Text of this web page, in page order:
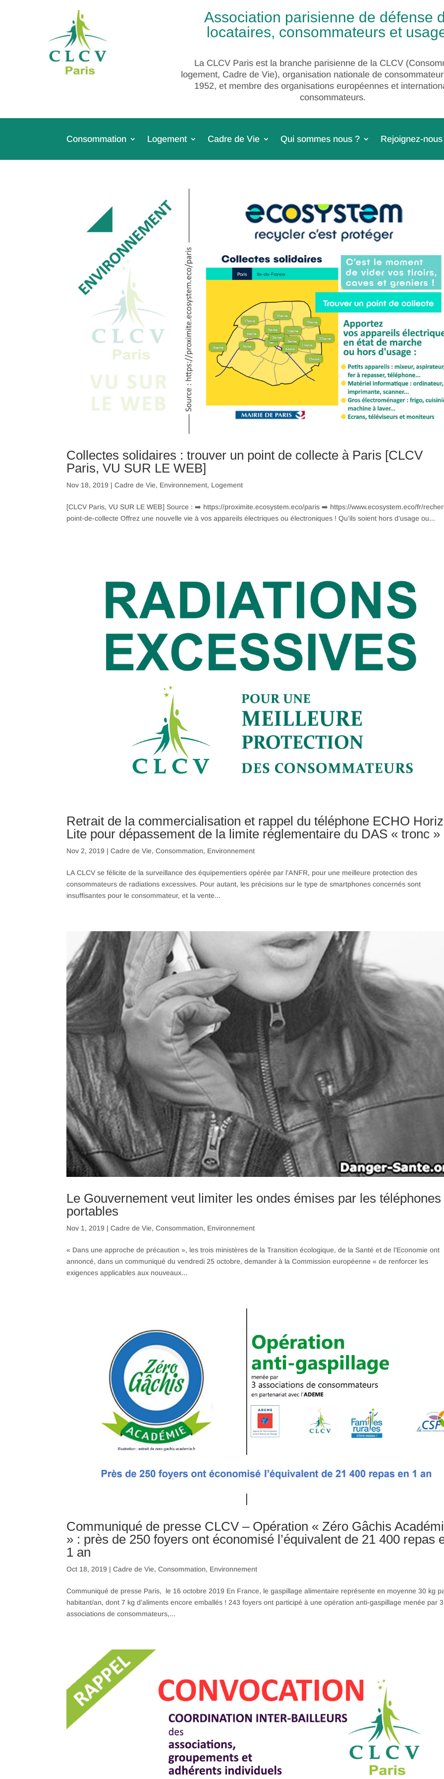
Association parisienne de défense
locataires, consommateurs et
La CLCV Paris est la branche parisienne de la CLCV
logement, Cadre de Vie), organisation nationale de
1952, et membre des organisations européennes et
consommateurs.
Consommation Logement Cadre de Vie Qui sommes nous ? Rejoignez-nous
Collectes solidaires : trouver un point de collecte à Paris [CLCV
Paris, VU SUR LE WEB]
Nov 18, 2019 |Cadre de Vie, Environnement, Logement
[CLCV Paris, VU SUR LE WEB] Source : ➡️ https://proximite.ecosystem.eco/paris ➡️ https://www.ecosystem.eco/fr/
point-de-collecte Offrez une nouvelle vie à vos appareils électriques ou électroniques ! Qu’ils soient hors d’usage ou...
Retrait de la commercialisation et rappel du téléphone ECHO
Lite pour dépassement de la limite réglementaire du DAS « tronc »
Nov 2, 2019 |Cadre de Vie,Consommation, Environnement
LA CLCV se félicite de la surveillance des équipementiers opérée par l’ANFR, pour une meilleure protection des
consommateurs de radiations excessives. Pour autant, les précisions sur le type de smartphones concernés sont
insuffisantes pour le consommateur, et la vente...
Le Gouvernement veut limiter les ondes émises par les téléphones
portables
Nov 1, 2019 |Cadre de Vie,Consommation, Environnement
« Dans une approche de précaution », les trois ministères de la Transition écologique, de la Santé et de l’Economie ont
annoncé, dans un communiqué du vendredi 25 octobre, demander à la Commission européenne « de renforcer les
exigences applicables aux nouveaux...
Communiqué de presse CLCV – Opération « Zéro Gâchis
» : près de 250 foyers ont économisé l’équivalent de 21 400 repas
1 an
Oct 18, 2019 |Cadre de Vie,Consommation, Environnement
Communiqué de presse Paris, le 16 octobre 2019 En France, le gaspillage alimentaire représente en moyenne 30 kg
habitant/an, dont 7 kg d’aliments encore emballés ! 243 foyers ont participé à une opération anti-gaspillage menée par 3
associations de consommateurs,...